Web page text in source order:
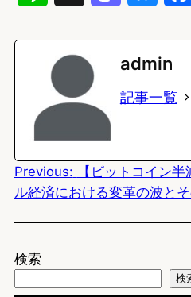
e
o
n
y
admin
記事一覧
Previous:
【ビットコイン
ル経済における変革の波と
検索
検